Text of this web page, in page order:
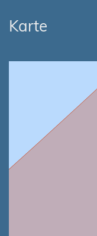
Karte